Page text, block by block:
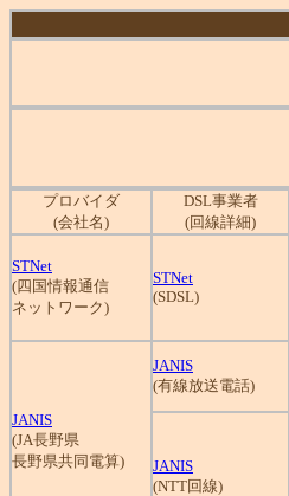
プロバイダ
(会社名)
DSL事業者
(回線詳細)
STNet
(四国情報通信
ネットワーク)
STNet
(SDSL)
JANIS
(JA長野県
長野県共同電算)
JANIS
(有線放送電話)
JANIS
(NTT回線)